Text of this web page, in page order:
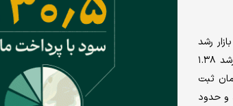
بازار رشد
قابل‌توجهی را ثبت کردند. شاخص کل با افزایش ۱.۲۱ درصدی در سطح ۳‌میلیون و ۷۶۱ هزار واحد ایستاد و شاخص هموزن نیز با رشد ۱.۳۸
خرد بازار در حدود ۱۶ هزار‌میلیارد تومان ثبت
و حدود